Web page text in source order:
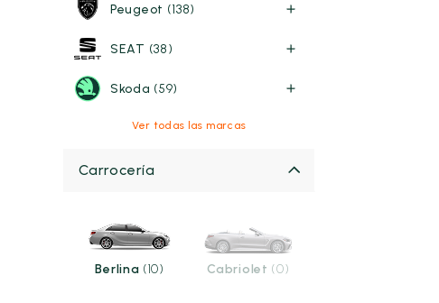
Peugeot (138)
SEAT (38)
Skoda (59)
Ver todas las marcas
Carrocería
Berlina (10) Cabriolet (0)